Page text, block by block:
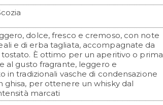
dolce, fresco e cremoso, con note
e di erba tagliata, accompagnate da
È ottimo per un aperitivo o prima
al gusto fragrante, leggero e
in tradizionali vasche di condensazione
ghisa, per ottenere un whisky dal
marcati